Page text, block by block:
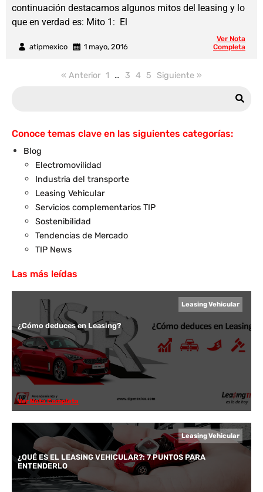
atipmexico 1 mayo, 2016
continuación destacamos algunos mitos del leasing y lo
que en verdad es: Mito 1: El
Ver Nota
Completa
« Anterior 1 … 3 4 5 Siguiente »
Conoce temas clave en las siguientes categorías:
Blog
Electromovilidad
Industria del transporte
Leasing Vehicular
Servicios complementarios TIP
Sostenibilidad
Tendencias de Mercado
TIP News
Las más leídas
Leasing Vehicular
¿Cómo deduces en Leasing?
Ver Nota Completa
Leasing Vehicular
¿QUÉ ES EL LEASING VEHICULAR?: 7 PUNTOS PARA
ENTENDERLO